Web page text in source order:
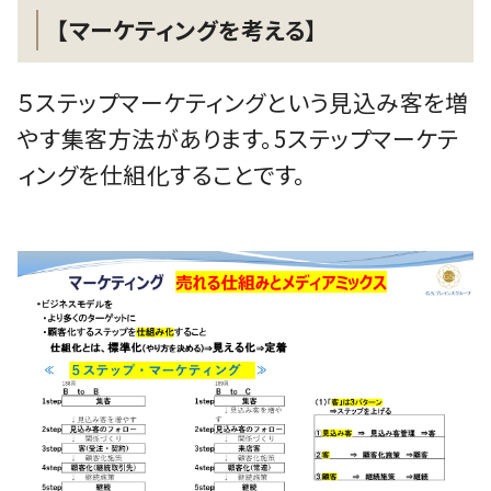
【マーケティングを考える】
５ステップマーケティングという見込み客を増
やす集客方法があります。5ステップマーケテ
ィングを仕組化することです。